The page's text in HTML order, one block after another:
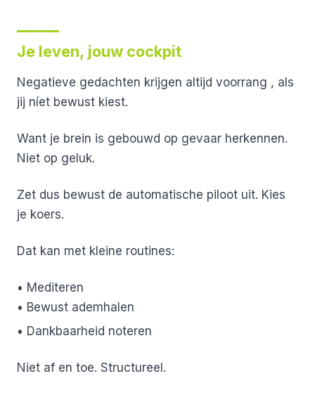
Je leven, jouw cockpit
Negatieve gedachten krijgen altijd voorrang , als
jij níet bewust kiest.
Want je brein is gebouwd op gevaar herkennen.
Niet op geluk.
Zet dus bewust de automatische piloot uit. Kies
je koers.
Dat kan met kleine routines:
• Mediteren
• Bewust ademhalen
• Dankbaarheid noteren
Niet af en toe. Structureel.